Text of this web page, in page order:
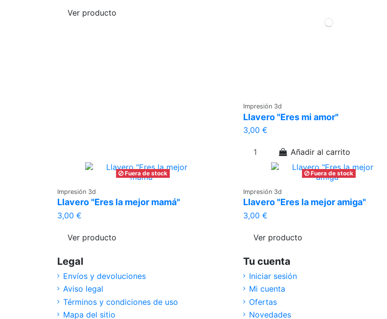
Ver producto
Impresión 3d
Llavero "Eres mi amor"
3,00 €
Añadir al carrito
Fuera de stock
Impresión 3d
Llavero "Eres la mejor mamá"
3,00 €
Ver producto
Fuera de stock
Impresión 3d
Llavero "Eres la mejor amiga"
3,00 €
Ver producto
Legal
Envíos y devoluciones
Aviso legal
Términos y condiciones de uso
Mapa del sitio
Tu cuenta
Iniciar sesión
Mi cuenta
Ofertas
Novedades